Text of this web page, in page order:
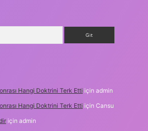
Hangi Doktrini Terk Etti için admin
Hangi Doktrini Terk Etti için Cansu
için admin